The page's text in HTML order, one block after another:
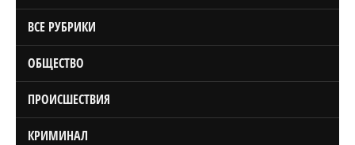
ВСЕ РУБРИКИ
ОБЩЕСТВО
ПРОИСШЕСТВИЯ
КРИМИНАЛ